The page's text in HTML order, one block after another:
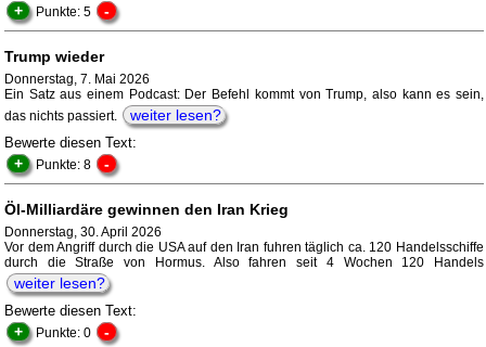
+ Punkte: 5 -
Trump wieder
Donnerstag, 7. Mai 2026
Ein Satz aus einem Podcast: Der Befehl kommt von Trump, also kann es sein,
das nichts passiert.
weiter lesen?
Bewerte diesen Text:
+ Punkte: 8 -
Öl-Milliardäre gewinnen den Iran Krieg
Donnerstag, 30. April 2026
Vor dem Angriff durch die USA auf den Iran fuhren täglich ca. 120 Handelsschiffe
durch die Straße von Hormus. Also fahren seit 4 Wochen 120 Handels
weiter lesen?
Bewerte diesen Text:
+ Punkte: 0 -